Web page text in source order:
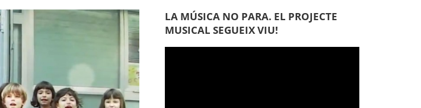
LA MÚSICA NO PARA. EL PROJECTE
MUSICAL SEGUEIX VIU!